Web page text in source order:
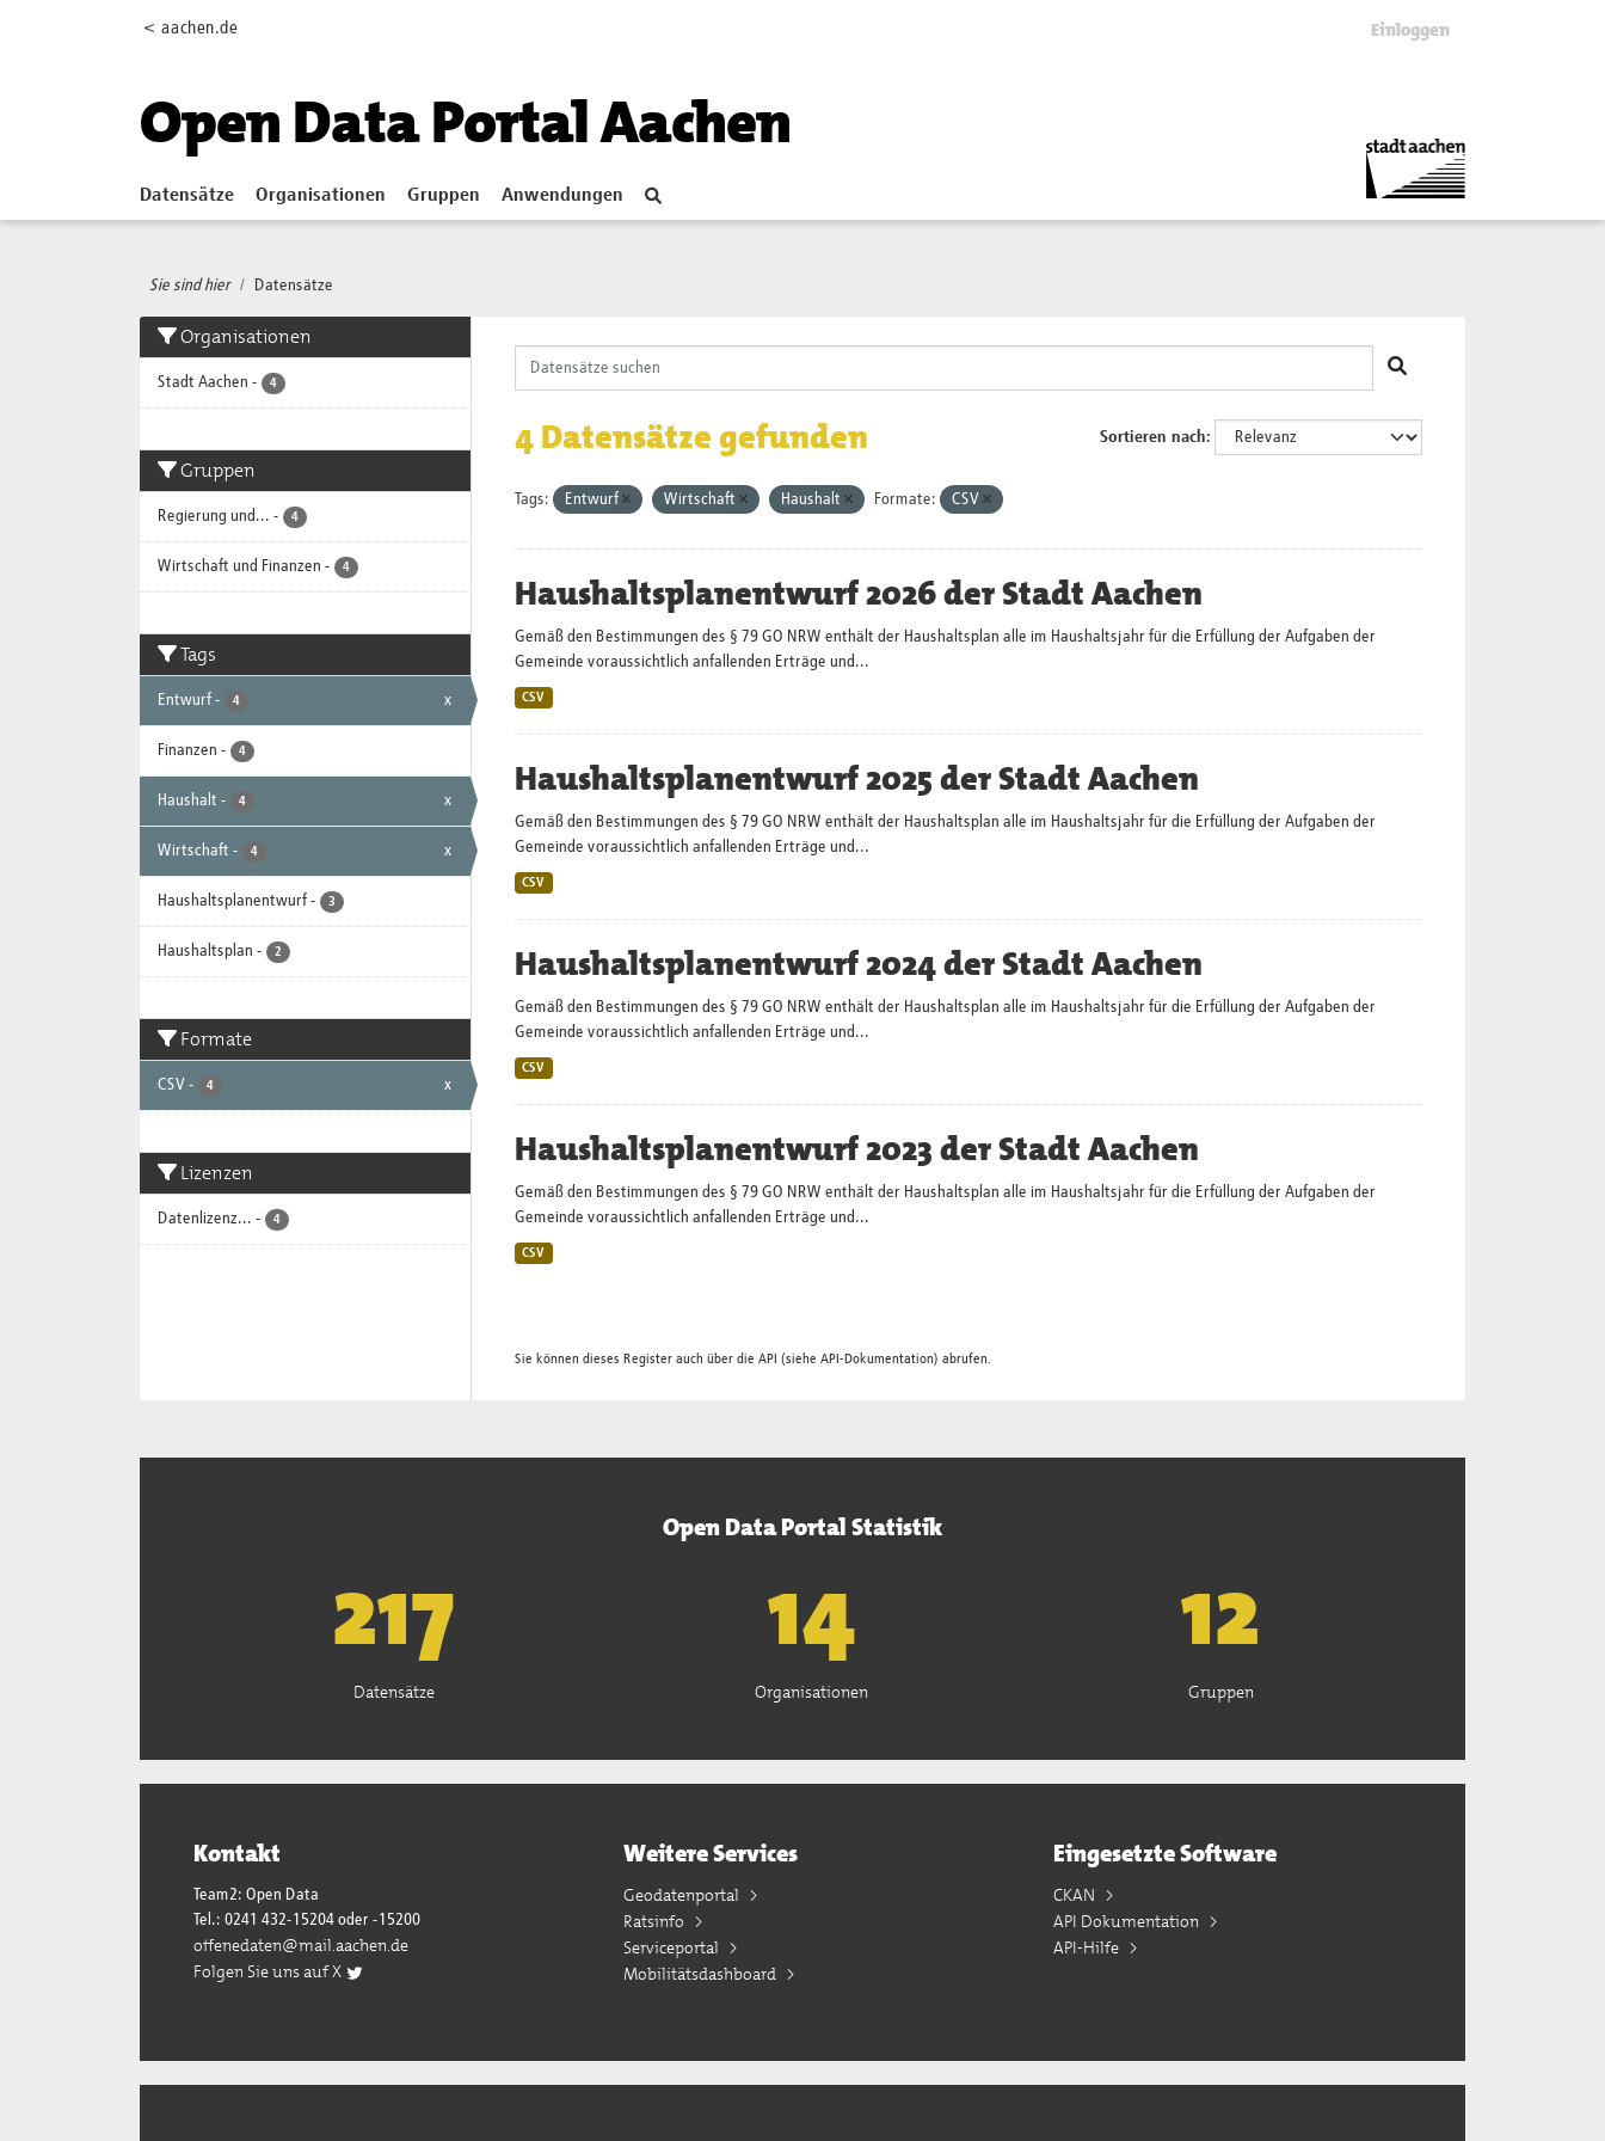
< aachen.de Einloggen
Open Data Portal Aachen
Datensätze Organisationen Gruppen Anwendungen
Sie sind hier Datensätze
Organisationen
Stadt Aachen - 4
Gruppen
Regierung und... - 4
Wirtschaft und Finanzen - 4
Tags
Entwurf - 4 x
Finanzen - 4
Haushalt - 4 x
Wirtschaft - 4 x
Haushaltsplanentwurf - 3
Haushaltsplan - 2
Formate
CSV - 4 x
Lizenzen
Datenlizenz... - 4
Sortieren nach
4 Datensätze gefunden
Tags: Entwurf Wirtschaft Haushalt Formate: CSV
Haushaltsplanentwurf 2026 der Stadt Aachen
Gemäß den Bestimmungen des § 79 GO NRW enthält der Haushaltsplan alle im Haushaltsjahr für die Erfüllung der Aufgaben der
Gemeinde voraussichtlich anfallenden Erträge und...
CSV
Haushaltsplanentwurf 2025 der Stadt Aachen
Gemäß den Bestimmungen des § 79 GO NRW enthält der Haushaltsplan alle im Haushaltsjahr für die Erfüllung der Aufgaben der
Gemeinde voraussichtlich anfallenden Erträge und...
CSV
Haushaltsplanentwurf 2024 der Stadt Aachen
Gemäß den Bestimmungen des § 79 GO NRW enthält der Haushaltsplan alle im Haushaltsjahr für die Erfüllung der Aufgaben der
Gemeinde voraussichtlich anfallenden Erträge und...
CSV
Haushaltsplanentwurf 2023 der Stadt Aachen
Gemäß den Bestimmungen des § 79 GO NRW enthält der Haushaltsplan alle im Haushaltsjahr für die Erfüllung der Aufgaben der
Gemeinde voraussichtlich anfallenden Erträge und...
CSV
Sie können dieses Register auch über die API (siehe API-Dokumentation) abrufen.
Open Data Portal Statistik
221
Datensätze
15
Organisationen
13
Gruppen
Kontakt
Team2: Open Data
Tel.: 0241 432-15204 oder -15200
offenedaten@mail.aachen.de
Folgen Sie uns auf X
Weitere Services
Geodatenportal
Ratsinfo
Serviceportal
Mobilitätsdashboard
Eingesetzte Software
CKAN
API Dokumentation
API-Hilfe